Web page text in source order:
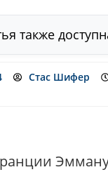
также
Стас Шифер